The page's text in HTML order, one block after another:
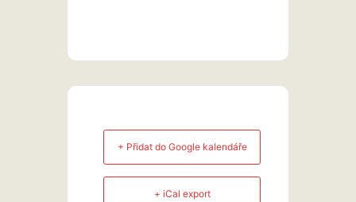
+ Přidat do Google kalendáře
+ iCal export